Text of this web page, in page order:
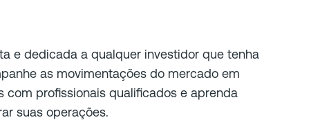
e dedicada a qualquer investidor que tenha
as movimentações do mercado em
com profissionais qualificados e aprenda
suas operações.